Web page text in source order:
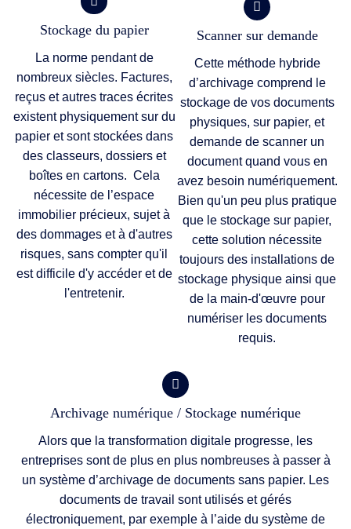
Stockage du papier
La norme pendant de
nombreux siècles. Factures,
reçus et autres traces écrites
existent physiquement sur du
papier et sont stockées dans
des classeurs, dossiers et
boîtes en cartons. Cela
nécessite de l’espace
immobilier précieux, sujet à
des dommages et à d'autres
risques, sans compter qu'il
est difficile d'y accéder et de
l'entretenir.
Scanner sur demande
Cette méthode hybride
d’archivage comprend le
stockage de vos documents
physiques, sur papier, et
demande de scanner un
document quand vous en
avez besoin numériquement.
Bien qu'un peu plus pratique
que le stockage sur papier,
cette solution nécessite
toujours des installations de
stockage physique ainsi que
de la main-d'œuvre pour
numériser les documents
requis.
Archivage numérique / Stockage numérique
Alors que la transformation digitale progresse, les
entreprises sont de plus en plus nombreuses à passer à
un système d’archivage de documents sans papier. Les
documents de travail sont utilisés et gérés
électroniquement, par exemple à l’aide du système de